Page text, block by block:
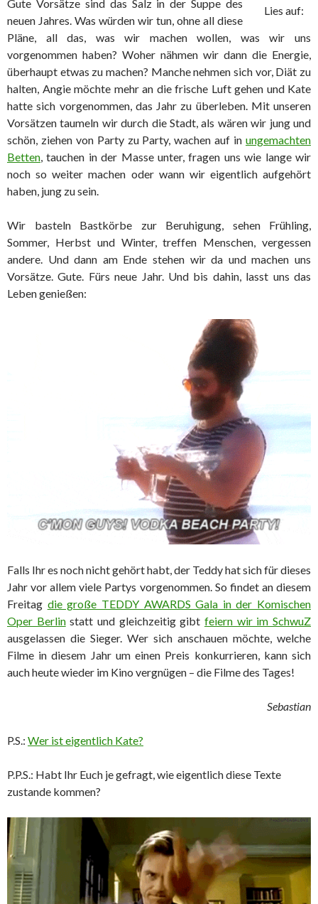
Lies auf:
Gute Vorsätze sind das Salz in der Suppe des
neuen Jahres. Was würden wir tun, ohne all diese
Pläne, all das, was wir machen wollen, was wir uns
vorgenommen haben? Woher nähmen wir dann die Energie,
überhaupt etwas zu machen? Manche nehmen sich vor, Diät zu
halten, Angie möchte mehr an die frische Luft gehen und Kate
hatte sich vorgenommen, das Jahr zu überleben. Mit unseren
Vorsätzen taumeln wir durch die Stadt, als wären wir jung und
schön, ziehen von Party zu Party, wachen auf in ungemachten
Betten, tauchen in der Masse unter, fragen uns wie lange wir
noch so weiter machen oder wann wir eigentlich aufgehört
haben, jung zu sein.
Wir basteln Bastkörbe zur Beruhigung, sehen Frühling,
Sommer, Herbst und Winter, treffen Menschen, vergessen
andere. Und dann am Ende stehen wir da und machen uns
Vorsätze. Gute. Fürs neue Jahr. Und bis dahin, lasst uns das
Leben genießen:
Falls Ihr es noch nicht gehört habt, der Teddy hat sich für dieses
Jahr vor allem viele Partys vorgenommen. So findet an diesem
Freitag die große TEDDY AWARDS Gala in der Komischen
Oper Berlinstatt und gleichzeitig gibtfeiern wir im SchwuZ
ausgelassen die Sieger. Wer sich anschauen möchte, welche
Filme in diesem Jahr um einen Preis konkurrieren, kann sich
auch heute wieder im Kino vergnügen – die Filme des Tages!
Sebastian
P.S.: Wer ist eigentlich Kate?
P.P.S.: Habt Ihr Euch je gefragt, wie eigentlich diese Texte
zustande kommen?